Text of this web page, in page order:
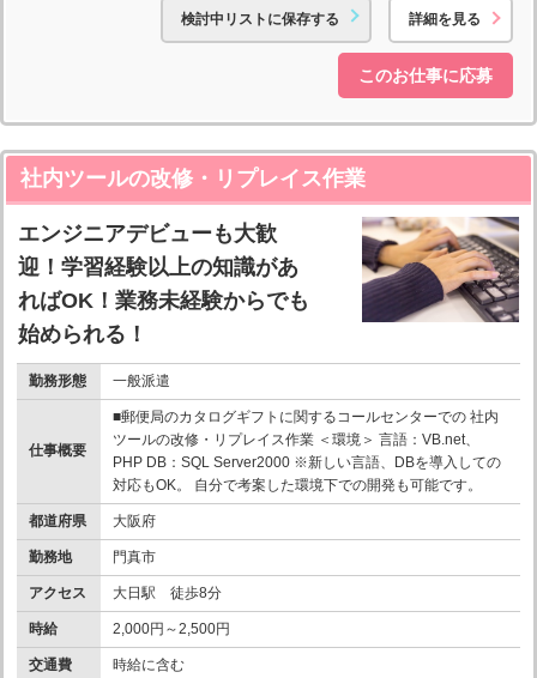
検討中リストに保存する 詳細を見る
このお仕事に応募
社内ツールの改修・リプレイス作業
エンジニアデビューも大歓
迎！学習経験以上の知識があ
ればOK！業務未経験からでも
始められる！
勤務形態 一般派遣
仕事概要
■郵便局のカタログギフトに関するコールセンターでの 社内
ツールの改修・リプレイス作業 ＜環境＞ 言語：VB.net、
PHP DB：SQL Server2000 ※新しい言語、DBを導入しての
対応もOK。 自分で考案した環境下での開発も可能です。
都道府県 大阪府
勤務地 門真市
アクセス 大日駅 徒歩8分
時給 2,000円～2,500円
交通費 時給に含む